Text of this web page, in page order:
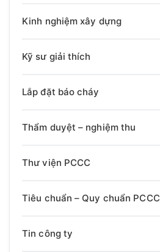
Kinh nghiệm xây dựng
Kỹ sư giải thích
Lắp đặt báo cháy
Thẩm duyệt – nghiệm thu
Thư viện PCCC
Tiêu chuẩn – Quy chuẩn PCCC
Tin công ty